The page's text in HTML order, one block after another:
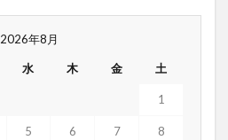
2026年8月
水 木 金 土
1
5 6 7 8